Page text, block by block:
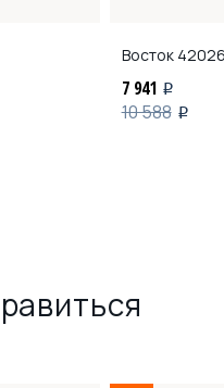
Восток
7 941 i
10 588 i